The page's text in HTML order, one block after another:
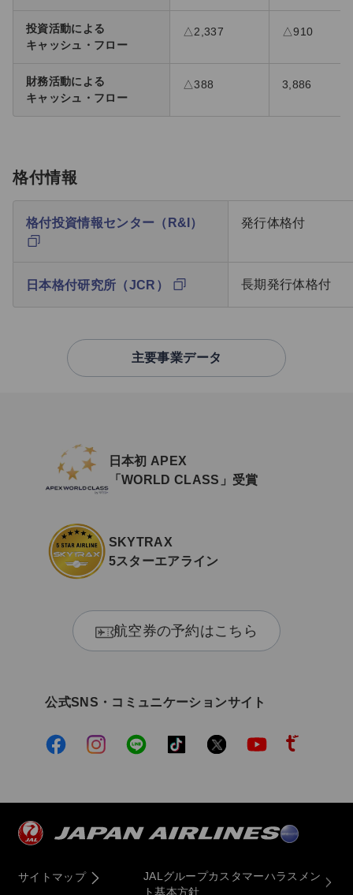
投資活動による
キャッシュ・フロー
△2,337 △910
財務活動による
キャッシュ・フロー
△388 3,886
格付情報
格付投資情報センター（R&I） 発行体格付
日本格付研究所（JCR） 長期発行体格付
主要事業データ
日本初 APEX
「WORLD CLASS」受賞
SKYTRAX
5スターエアライン
航空券の予約はこちら
公式SNS・コミュニケーションサイト
サイトマップ
JALグループカスタマーハラスメン
ト基本方針